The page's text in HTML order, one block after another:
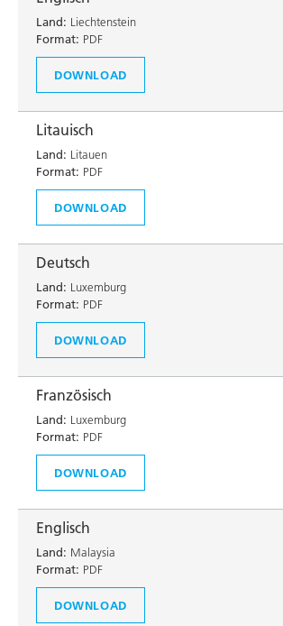
Land: Liechtenstein
Format: PDF
DOWNLOAD
Litauisch
Land: Litauen
Format: PDF
DOWNLOAD
Deutsch
Land: Luxemburg
Format: PDF
DOWNLOAD
Französisch
Land: Luxemburg
Format: PDF
DOWNLOAD
Englisch
Land: Malaysia
Format: PDF
DOWNLOAD